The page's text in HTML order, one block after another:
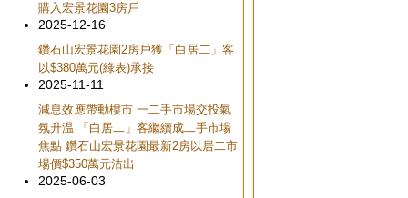
購入宏景花園3房戶
2025-12-16
鑽石山宏景花園2房戶獲「白居二」客
以$380萬元(綠表)承接
2025-11-11
減息效應帶動樓市 一二手市場交投氣
氛升温 「白居二」客繼續成二手市場
焦點 鑽石山宏景花園最新2房以居二市
場價$350萬元沽出
2025-06-03